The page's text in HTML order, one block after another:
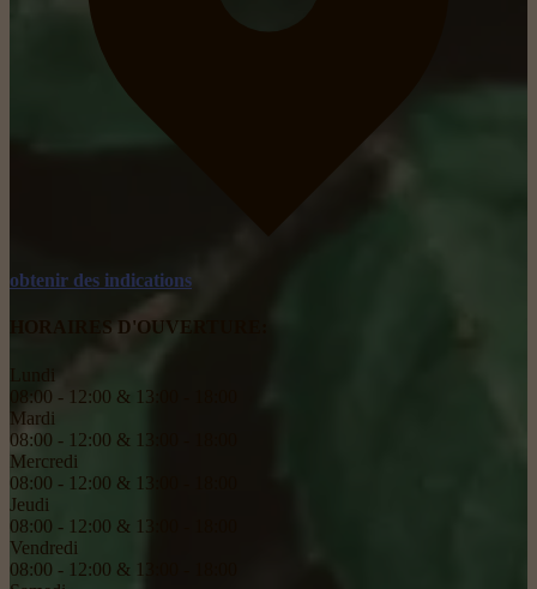
obtenir des indications
HORAIRES D'OUVERTURE:
08:00 - 12:00 & 13:00 - 18:00
Mardi
08:00 - 12:00 & 13:00 - 18:00
Mercredi
08:00 - 12:00 & 13:00 - 18:00
Jeudi
08:00 - 12:00 & 13:00 - 18:00
Vendredi
08:00 - 12:00 & 13:00 - 18:00